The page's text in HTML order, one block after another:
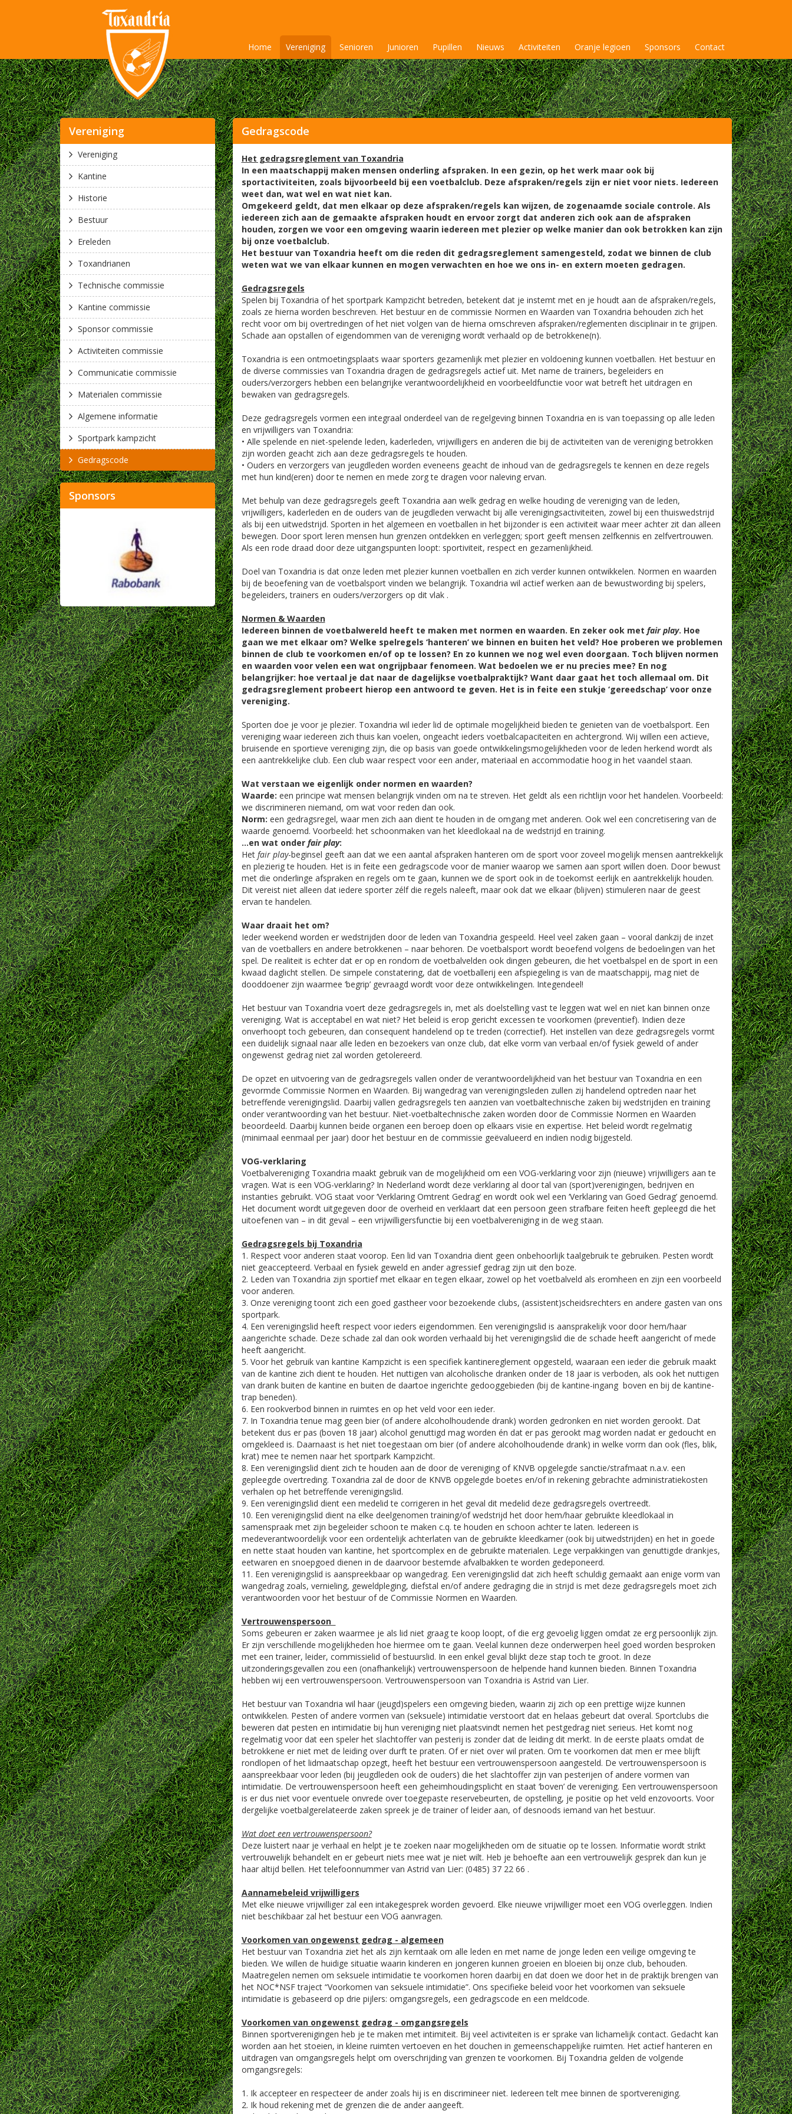
Home Vereniging Senioren Junioren Pupillen Nieuws Activiteiten Oranje legioen Sponsors Contact
Vereniging
Vereniging
Kantine
Historie
Bestuur
Ereleden
Toxandrianen
Technische commissie
Kantine commissie
Sponsor commissie
Activiteiten commissie
Communicatie commissie
Materialen commissie
Algemene informatie
Sportpark kampzicht
Gedragscode
Sponsors
Gedragscode
Het gedragsreglement van Toxandria
In een maatschappij maken mensen onderling afspraken. In een gezin, op het werk maar ook bij
sportactiviteiten, zoals bijvoorbeeld bij een voetbalclub. Deze afspraken/regels zijn er niet voor niets. Iedereen
weet dan, wat wel en wat niet kan.
Omgekeerd geldt, dat men elkaar op deze afspraken/regels kan wijzen, de zogenaamde sociale controle. Als
iedereen zich aan de gemaakte afspraken houdt en ervoor zorgt dat anderen zich ook aan de afspraken
houden, zorgen we voor een omgeving waarin iedereen met plezier op welke manier dan ook betrokken kan zijn
bij onze voetbalclub.
Het bestuur van Toxandria heeft om die reden dit gedragsreglement samengesteld, zodat we binnen de club
weten wat we van elkaar kunnen en mogen verwachten en hoe we ons in- en extern moeten gedragen.
Gedragsregels
Spelen bij Toxandria of het sportpark Kampzicht betreden, betekent dat je instemt met en je houdt aan de afspraken/regels,
zoals ze hierna worden beschreven. Het bestuur en de commissie Normen en Waarden van Toxandria behouden zich het
recht voor om bij overtredingen of het niet volgen van de hierna omschreven afspraken/reglementen disciplinair in te grijpen.
Schade aan opstallen of eigendommen van de vereniging wordt verhaald op de betrokkene(n).
Toxandria is een ontmoetingsplaats waar sporters gezamenlijk met plezier en voldoening kunnen voetballen. Het bestuur en
de diverse commissies van Toxandria dragen de gedragsregels actief uit. Met name de trainers, begeleiders en
ouders/verzorgers hebben een belangrijke verantwoordelijkheid en voorbeeldfunctie voor wat betreft het uitdragen en
bewaken van gedragsregels.
Deze gedragsregels vormen een integraal onderdeel van de regelgeving binnen Toxandria en is van toepassing op alle leden
en vrijwilligers van Toxandria:
• Alle spelende en niet-spelende leden, kaderleden, vrijwilligers en anderen die bij de activiteiten van de vereniging betrokken
zijn worden geacht zich aan deze gedragsregels te houden.
• Ouders en verzorgers van jeugdleden worden eveneens geacht de inhoud van de gedragsregels te kennen en deze regels
met hun kind(eren) door te nemen en mede zorg te dragen voor naleving ervan.
Met behulp van deze gedragsregels geeft Toxandria aan welk gedrag en welke houding de vereniging van de leden,
vrijwilligers, kaderleden en de ouders van de jeugdleden verwacht bij alle verenigingsactiviteiten, zowel bij een thuiswedstrijd
als bij een uitwedstrijd. Sporten in het algemeen en voetballen in het bijzonder is een activiteit waar meer achter zit dan alleen
bewegen. Door sport leren mensen hun grenzen ontdekken en verleggen; sport geeft mensen zelfkennis en zelfvertrouwen.
Als een rode draad door deze uitgangspunten loopt: sportiviteit, respect en gezamenlijkheid.
Doel van Toxandria is dat onze leden met plezier kunnen voetballen en zich verder kunnen ontwikkelen. Normen en waarden
bij de beoefening van de voetbalsport vinden we belangrijk. Toxandria wil actief werken aan de bewustwording bij spelers,
begeleiders, trainers en ouders/verzorgers op dit vlak .
Normen & Waarden
Iedereen binnen de voetbalwereld heeft te maken met normen en waarden. En zeker ook met fair play. Hoe
gaan we met elkaar om? Welke spelregels ‘hanteren’ we binnen en buiten het veld? Hoe proberen we problemen
binnen de club te voorkomen en/of op te lossen? En zo kunnen we nog wel even doorgaan. Toch blijven normen
en waarden voor velen een wat ongrijpbaar fenomeen. Wat bedoelen we er nu precies mee? En nog
belangrijker: hoe vertaal je dat naar de dagelijkse voetbalpraktijk? Want daar gaat het toch allemaal om. Dit
gedragsreglement probeert hierop een antwoord te geven. Het is in feite een stukje ‘gereedschap’ voor onze
vereniging.
Sporten doe je voor je plezier. Toxandria wil ieder lid de optimale mogelijkheid bieden te genieten van de voetbalsport. Een
vereniging waar iedereen zich thuis kan voelen, ongeacht ieders voetbalcapaciteiten en achtergrond. Wij willen een actieve,
bruisende en sportieve vereniging zijn, die op basis van goede ontwikkelingsmogelijkheden voor de leden herkend wordt als
een aantrekkelijke club. Een club waar respect voor een ander, materiaal en accommodatie hoog in het vaandel staan.
Wat verstaan we eigenlijk onder normen en waarden?
Waarde: een principe wat mensen belangrijk vinden om na te streven. Het geldt als een richtlijn voor het handelen. Voorbeeld:
we discrimineren niemand, om wat voor reden dan ook.
Norm: een gedragsregel, waar men zich aan dient te houden in de omgang met anderen. Ook wel een concretisering van de
waarde genoemd. Voorbeeld: het schoonmaken van het kleedlokaal na de wedstrijd en training.
…en wat onder fair play:
Het fair play-beginsel geeft aan dat we een aantal afspraken hanteren om de sport voor zoveel mogelijk mensen aantrekkelijk
en plezierig te houden. Het is in feite een gedragscode voor de manier waarop we samen aan sport willen doen. Door bewust
met die onderlinge afspraken en regels om te gaan, kunnen we de sport ook in de toekomst eerlijk en aantrekkelijk houden.
Dit vereist niet alleen dat iedere sporter zélf die regels naleeft, maar ook dat we elkaar (blijven) stimuleren naar de geest
ervan te handelen.
Waar draait het om?
Ieder weekend worden er wedstrijden door de leden van Toxandria gespeeld. Heel veel zaken gaan – vooral dankzij de inzet
van de voetballers en andere betrokkenen – naar behoren. De voetbalsport wordt beoefend volgens de bedoelingen van het
spel. De realiteit is echter dat er op en rondom de voetbalvelden ook dingen gebeuren, die het voetbalspel en de sport in een
kwaad daglicht stellen. De simpele constatering, dat de voetballerij een afspiegeling is van de maatschappij, mag niet de
dooddoener zijn waarmee ‘begrip’ gevraagd wordt voor deze ontwikkelingen. Integendeel!
Het bestuur van Toxandria voert deze gedragsregels in, met als doelstelling vast te leggen wat wel en niet kan binnen onze
vereniging. Wat is acceptabel en wat niet? Het beleid is erop gericht excessen te voorkomen (preventief). Indien deze
onverhoopt toch gebeuren, dan consequent handelend op te treden (correctief). Het instellen van deze gedragsregels vormt
een duidelijk signaal naar alle leden en bezoekers van onze club, dat elke vorm van verbaal en/of fysiek geweld of ander
ongewenst gedrag niet zal worden getolereerd.
De opzet en uitvoering van de gedragsregels vallen onder de verantwoordelijkheid van het bestuur van Toxandria en een
gevormde Commissie Normen en Waarden. Bij wangedrag van verenigingsleden zullen zij handelend optreden naar het
betreffende verenigingslid. Daarbij vallen gedragsregels ten aanzien van voetbaltechnische zaken bij wedstrijden en training
onder verantwoording van het bestuur. Niet-voetbaltechnische zaken worden door de Commissie Normen en Waarden
beoordeeld. Daarbij kunnen beide organen een beroep doen op elkaars visie en expertise. Het beleid wordt regelmatig
(minimaal eenmaal per jaar) door het bestuur en de commissie geëvalueerd en indien nodig bijgesteld.
VOG-verklaring
Voetbalvereniging Toxandria maakt gebruik van de mogelijkheid om een VOG-verklaring voor zijn (nieuwe) vrijwilligers aan te
vragen. Wat is een VOG-verklaring? In Nederland wordt deze verklaring al door tal van (sport)verenigingen, bedrijven en
instanties gebruikt. VOG staat voor ‘Verklaring Omtrent Gedrag’ en wordt ook wel een ‘Verklaring van Goed Gedrag’ genoemd.
Het document wordt uitgegeven door de overheid en verklaart dat een persoon geen strafbare feiten heeft gepleegd die het
uitoefenen van – in dit geval – een vrijwilligersfunctie bij een voetbalvereniging in de weg staan.
Gedragsregels bij Toxandria
1. Respect voor anderen staat voorop. Een lid van Toxandria dient geen onbehoorlijk taalgebruik te gebruiken. Pesten wordt
niet geaccepteerd. Verbaal en fysiek geweld en ander agressief gedrag zijn uit den boze.
2. Leden van Toxandria zijn sportief met elkaar en tegen elkaar, zowel op het voetbalveld als eromheen en zijn een voorbeeld
voor anderen.
3. Onze vereniging toont zich een goed gastheer voor bezoekende clubs, (assistent)scheidsrechters en andere gasten van ons
sportpark.
4. Een verenigingslid heeft respect voor ieders eigendommen. Een verenigingslid is aansprakelijk voor door hem/haar
aangerichte schade. Deze schade zal dan ook worden verhaald bij het verenigingslid die de schade heeft aangericht of mede
heeft aangericht.
5. Voor het gebruik van kantine Kampzicht is een specifiek kantinereglement opgesteld, waaraan een ieder die gebruik maakt
van de kantine zich dient te houden. Het nuttigen van alcoholische dranken onder de 18 jaar is verboden, als ook het nuttigen
van drank buiten de kantine en buiten de daartoe ingerichte gedooggebieden (bij de kantine-ingang boven en bij de kantine-
trap beneden).
6. Een rookverbod binnen in ruimtes en op het veld voor een ieder.
7. In Toxandria tenue mag geen bier (of andere alcoholhoudende drank) worden gedronken en niet worden gerookt. Dat
betekent dus er pas (boven 18 jaar) alcohol genuttigd mag worden én dat er pas gerookt mag worden nadat er gedoucht en
omgekleed is. Daarnaast is het niet toegestaan om bier (of andere alcoholhoudende drank) in welke vorm dan ook (fles, blik,
krat) mee te nemen naar het sportpark Kampzicht.
8. Een verenigingslid dient zich te houden aan de door de vereniging of KNVB opgelegde sanctie/strafmaat n.a.v. een
gepleegde overtreding. Toxandria zal de door de KNVB opgelegde boetes en/of in rekening gebrachte administratiekosten
verhalen op het betreffende verenigingslid.
9. Een verenigingslid dient een medelid te corrigeren in het geval dit medelid deze gedragsregels overtreedt.
10. Een verenigingslid dient na elke deelgenomen training/of wedstrijd het door hem/haar gebruikte kleedlokaal in
samenspraak met zijn begeleider schoon te maken c.q. te houden en schoon achter te laten. Iedereen is
medeverantwoordelijk voor een ordentelijk achterlaten van de gebruikte kleedkamer (ook bij uitwedstrijden) en het in goede
en nette staat houden van kantine, het sportcomplex en de gebruikte materialen. Lege verpakkingen van genuttigde drankjes,
eetwaren en snoepgoed dienen in de daarvoor bestemde afvalbakken te worden gedeponeerd.
11. Een verenigingslid is aanspreekbaar op wangedrag. Een verenigingslid dat zich heeft schuldig gemaakt aan enige vorm van
wangedrag zoals, vernieling, geweldpleging, diefstal en/of andere gedraging die in strijd is met deze gedragsregels moet zich
verantwoorden voor het bestuur of de Commissie Normen en Waarden.
Vertrouwenspersoon
Soms gebeuren er zaken waarmee je als lid niet graag te koop loopt, of die erg gevoelig liggen omdat ze erg persoonlijk zijn.
Er zijn verschillende mogelijkheden hoe hiermee om te gaan. Veelal kunnen deze onderwerpen heel goed worden besproken
met een trainer, leider, commissielid of bestuurslid. In een enkel geval blijkt deze stap toch te groot. In deze
uitzonderingsgevallen zou een (onafhankelijk) vertrouwenspersoon de helpende hand kunnen bieden. Binnen Toxandria
hebben wij een vertrouwenspersoon. Vertrouwenspersoon van Toxandria is Astrid van Lier.
Het bestuur van Toxandria wil haar (jeugd)spelers een omgeving bieden, waarin zij zich op een prettige wijze kunnen
ontwikkelen. Pesten of andere vormen van (seksuele) intimidatie verstoort dat en helaas gebeurt dat overal. Sportclubs die
beweren dat pesten en intimidatie bij hun vereniging niet plaatsvindt nemen het pestgedrag niet serieus. Het komt nog
regelmatig voor dat een speler het slachtoffer van pesterij is zonder dat de leiding dit merkt. In de eerste plaats omdat de
betrokkene er niet met de leiding over durft te praten. Of er niet over wil praten. Om te voorkomen dat men er mee blijft
rondlopen of het lidmaatschap opzegt, heeft het bestuur een vertrouwenspersoon aangesteld. De vertrouwenspersoon is
aanspreekbaar voor leden (bij jeugdleden ook de ouders) die het slachtoffer zijn van pesterijen of andere vormen van
intimidatie. De vertrouwenspersoon heeft een geheimhoudingsplicht en staat ‘boven’ de vereniging. Een vertrouwenspersoon
is er dus niet voor eventuele onvrede over toegepaste reservebeurten, de opstelling, je positie op het veld enzovoorts. Voor
dergelijke voetbalgerelateerde zaken spreek je de trainer of leider aan, of desnoods iemand van het bestuur.
Wat doet een vertrouwenspersoon?
Deze luistert naar je verhaal en helpt je te zoeken naar mogelijkheden om de situatie op te lossen. Informatie wordt strikt
vertrouwelijk behandelt en er gebeurt niets mee wat je niet wilt. Heb je behoefte aan een vertrouwelijk gesprek dan kun je
haar altijd bellen. Het telefoonnummer van Astrid van Lier: (0485) 37 22 66 .
Aannamebeleid vrijwilligers
Met elke nieuwe vrijwilliger zal een intakegesprek worden gevoerd. Elke nieuwe vrijwilliger moet een VOG overleggen. Indien
niet beschikbaar zal het bestuur een VOG aanvragen.
Voorkomen van ongewenst gedrag - algemeen
Het bestuur van Toxandria ziet het als zijn kerntaak om alle leden en met name de jonge leden een veilige omgeving te
bieden. We willen de huidige situatie waarin kinderen en jongeren kunnen groeien en bloeien bij onze club, behouden.
Maatregelen nemen om seksuele intimidatie te voorkomen horen daarbij en dat doen we door het in de praktijk brengen van
het NOC*NSF traject “Voorkomen van seksuele intimidatie”. Ons specifieke beleid voor het voorkomen van seksuele
intimidatie is gebaseerd op drie pijlers: omgangsregels, een gedragscode en een meldcode.
Voorkomen van ongewenst gedrag - omgangsregels
Binnen sportverenigingen heb je te maken met intimiteit. Bij veel activiteiten is er sprake van lichamelijk contact. Gedacht kan
worden aan het stoeien, in kleine ruimten vertoeven en het douchen in gemeenschappelijke ruimten. Het actief hanteren en
uitdragen van omgangsregels helpt om overschrijding van grenzen te voorkomen. Bij Toxandria gelden de volgende
omgangsregels:
1. Ik accepteer en respecteer de ander zoals hij is en discrimineer niet. Iedereen telt mee binnen de sportvereniging.
2. Ik houd rekening met de grenzen die de ander aangeeft.